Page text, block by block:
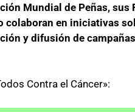
Mundial de Peñas,
colaboran en iniciativas
y difusión de
Contra el Cáncer»: